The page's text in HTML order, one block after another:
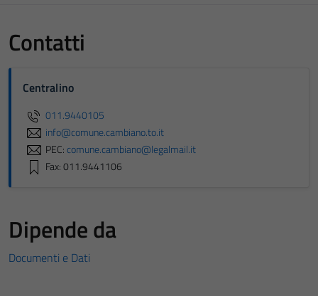
Contatti
Centralino
011.9440105
info@comune.cambiano.to.it
PEC:comune.cambiano@legalmail.it
Fax: 011.9441106
Dipende da
Documenti e Dati